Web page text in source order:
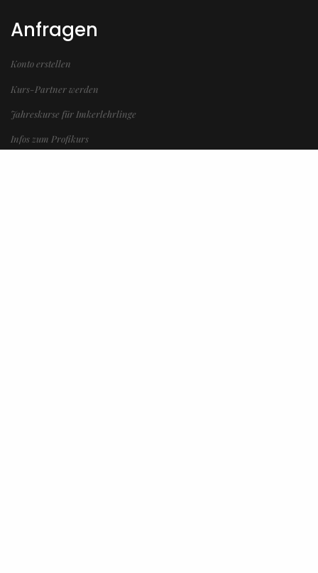
Anfragen
Konto erstellen
Kurs-Partner werden
Jahreskurse für Imkerlehrlinge
Infos zum Profikurs